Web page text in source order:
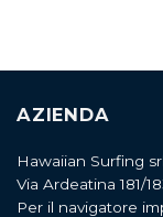
AZIENDA
Hawaiian Surfing srl
Via Ardeatina 181/
Per il navigatore